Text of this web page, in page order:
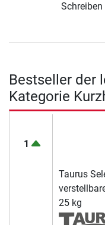
Schreiben
Bestseller der
Kategorie
1
Taurus
25 kg